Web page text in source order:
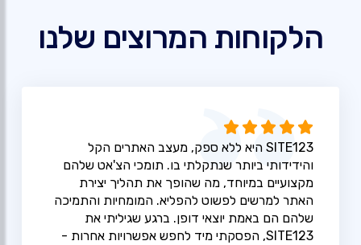
הלקוחות המרוצים שלנו
SITE123 היא ללא ספק, מעצב האתרים הקל
והידידותי ביותר שנתקלתי בו. תומכי הצ'אט שלהם
מקצועיים במיוחד, מה שהופך את תהליך יצירת
האתר למרשים לפשוט להפליא. המומחיות והתמיכה
שלהם הם באמת יוצאי דופן. ברגע שגיליתי את
SITE123, הפסקתי מיד לחפש אפשרויות אחרות -